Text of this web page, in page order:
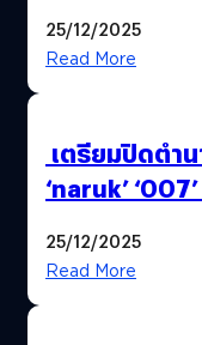
25/12/2025
Read More
เตรียมปิดตำน
‘naruk’
25/12/2025
Read More